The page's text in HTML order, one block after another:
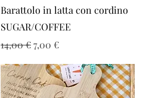
Vista rapida
Barattolo in latta con cordino
SUGAR/COFFEE
Prezzo regolare
14,00 €Prezzo scontato
7,00 €